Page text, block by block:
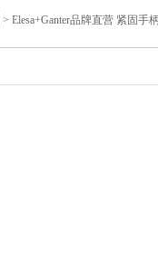
> Elesa+Ganter品牌直营 紧固手